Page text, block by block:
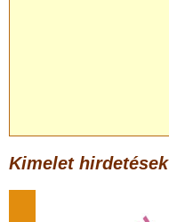
Kimelet hirdetések